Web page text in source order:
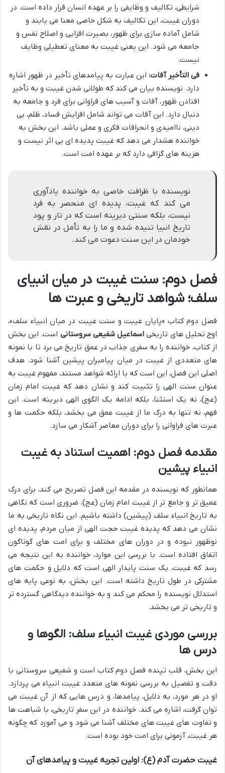
شرایطی، تکالیف و وظایفی را بر عهده انسان قرار داده است. در
دوران غیبت، این تکالیف به شکل خاصی معنا می یابند و
شامل آماده سازی برای ظهور، بصیرت افزایی و اصلاح نفس و
جامعه می شود. این یعنی غیبت به معنای تعطیلی وظایف
نیست.
فی التأخیر آفات: این عبارت به پیامدهای تأخیر در ظهور اشاره
دارد. نویسنده بیان می کند که طولانی شدن غیبت و به تأخیر
افتادن ظهور، آفات و آسیب های فراوانی برای فرد و جامعه به
دنبال دارد. این آفات می تواند شامل افزایش فساد، ظلم، بی
دینی، ناامیدی و انحرافات فکری و عملی باشد. این بخش به
خواننده هشدار می دهد که غیبت پدیده ای بی اثر نیست و
هزینه های گزافی دارد که بر عهده امت است.
نویسنده با ظرافت خاصی به خواننده یادآوری
می کند که غیبت، پدیده ای منحصر به فرد
نیست، بلکه سنتی دیرینه است که در تار و پود
تاریخ انبیا تنیده شده و ما را به تأمل در نقش
خودمان در این سنت دعوت می کند.
فصل دوم: سنت غیبت در میان انبیای
سلف؛ شواهد تاریخی و عبرت ها
فصل دوم کتاب «پایان غیبت و سنت غیبت در میان انبیاء سلف»،
اوج تحلیل های تاریخی اسماعیل شفیعی سروستانی است. این بخش
از کتاب، خواننده را به سفری جذاب در عمق تاریخ می برد تا با نمونه
های متعددی از غیبت در میان پیامبران پیشین آشنا شود. هدف
اصلی این فصل، این است که با ارائه شواهد مستند، مفهوم غیبت به
عنوان سنت الهی را تثبیت کند و نشان دهد که غیبت امام زمان
(عج)، نه یک استثنا، بلکه ادامه یک الگوی الهی دیرینه است. این
فهم، نه تنها به درک ما از غیبت عمق می بخشد، بلکه حکمت ها و
عبرت های فراوانی را برای دوران معاصر آشکار می سازد.
مقدمه فصل دوم: اهمیت استناد به غیبت
انبیاء پیشین
همانطور که نویسنده در مقدمه این فصل تصریح می کند، برای درک
عمیق تر و جامع تر از غیبت امام زمان (عج)، ضروری است که نگاهی
به تاریخ انبیاء سلف (پیشین) داشته باشیم. این نگاه تاریخی به ما
نشان می دهد که پدیده غیبت حجت الهی از میان مردم، پدیده ای
نوظهور نبوده و در دوران های مختلف و برای امت های گوناگون
اتفاق افتاده است. با بررسی این موارد، خواننده به این نتیجه می
رسد که غیبت، یک سنت پایدار الهی است که دلایل و حکمت های
مشترکی در طول تاریخ داشته است. این بخش، به نوعی پایه های
استدلال نویسنده را محکم می کند و به خواننده دیدگاهی گسترده تر
و تاریخی تر می بخشد.
بررسی موردی غیبت انبیاء سلف: الگوها و
درس ها
این بخش، قلب تپنده فصل دوم کتاب است و شفیعی سروستانی با
دقت و تفصیل به بررسی نمونه های متعدد غیبت انبیاء می پردازد.
او در هر مورد، به دلایل، پیامدها، و درس هایی که از آن غیبت می
توان گرفت، اشاره می کند. خواننده در این سفر تاریخی، با شباهت ها
و تفاوت های غیبت های مختلف آشنا می شود و می آموزد که چگونه
هر غیبت، آزمونی برای امت خود بوده است.
غیبت حضرت آدم (ع): اولین تجربه غیبت و پیامدهای آن